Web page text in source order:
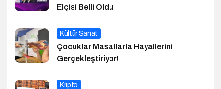
Elçisi Belli Oldu
Kültür Sanat
Çocuklar Masallarla Hayallerini
Gerçekleştiriyor!
Kripto